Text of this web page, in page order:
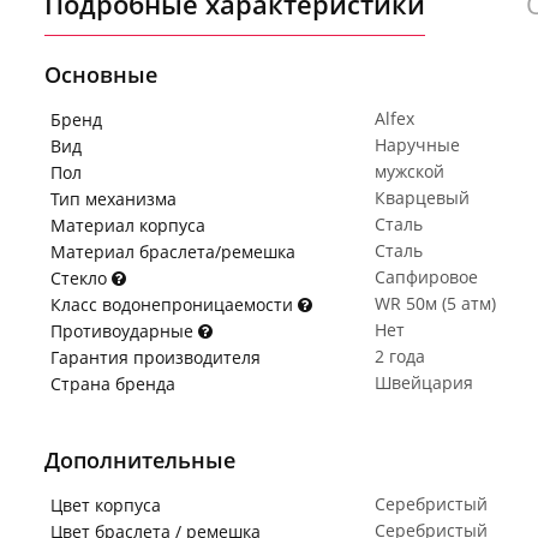
Основные
Бренд
Alfex
Вид
Наручные
Пол
мужской
Тип механизма
Кварцевый
Материал корпуса
Сталь
Материал браслета/ремешка
Сталь
Стекло
Сапфировое
Класс водонепроницаемости
WR 50м (5 атм)
Противоударные
Нет
Гарантия производителя
2 года
Страна бренда
Швейцария
Дополнительные
Цвет корпуса
Серебристый
Цвет браслета / ремешка
Серебристый